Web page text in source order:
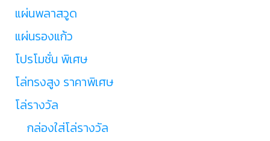
แผ่นพลาสวูด
แผ่นรองแก้ว
โปรโมชั่น พิเศษ
โล่ทรงสูง ราคาพิเศษ
โล่รางวัล
กล่องใส่โล่รางวัล